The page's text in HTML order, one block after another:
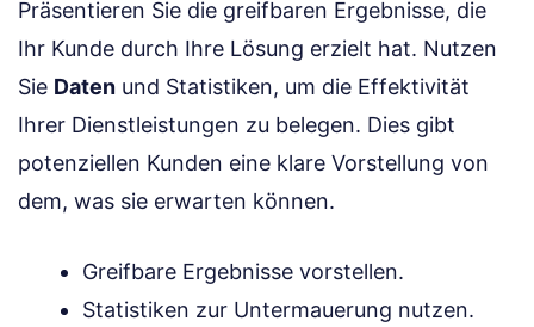
Präsentieren Sie die greifbaren Ergebnisse, die
Ihr Kunde durch Ihre Lösung erzielt hat. Nutzen
Sie Daten und Statistiken, um die Effektivität
Ihrer Dienstleistungen zu belegen. Dies gibt
potenziellen Kunden eine klare Vorstellung von
dem, was sie erwarten können.
Greifbare Ergebnisse vorstellen.
Statistiken zur Untermauerung nutzen.